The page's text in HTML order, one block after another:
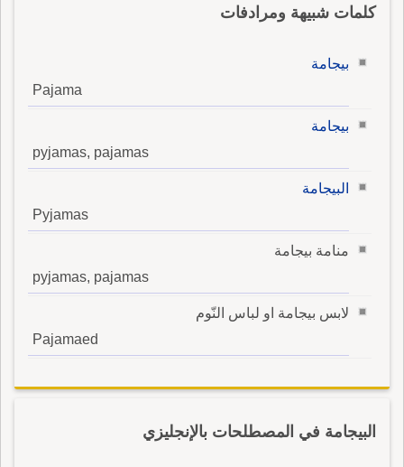
كلمات شبيهة ومرادفات
بيجامة
Pajama
بيجامة
pyjamas, pajamas
البيجامة
Pyjamas
منامة بيجامة
pyjamas, pajamas
لابس بيجامة او لباس النّوم
Pajamaed
البيجامة في المصطلحات بالإنجليزي